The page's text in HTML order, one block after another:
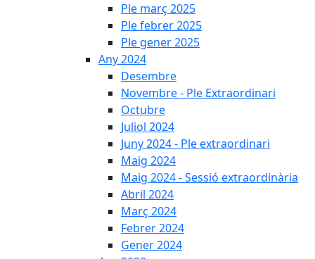
Ple març 2025
Ple febrer 2025
Ple gener 2025
Any 2024
Desembre
Novembre - Ple Extraordinari
Octubre
Juliol 2024
Juny 2024 - Ple extraordinari
Maig 2024
Maig 2024 - Sessió extraordinària
Abril 2024
Març 2024
Febrer 2024
Gener 2024